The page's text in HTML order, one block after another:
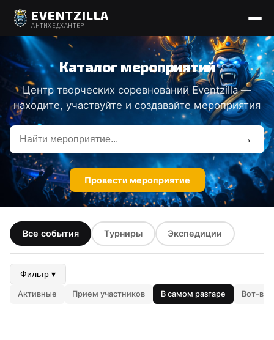
EVENTZILLA
АНТИХЕДХАНТЕР
Каталог мероприятий
Центр творческих соревнований Eventzilla —
находите, участвуйте и создавайте мероприятия
→
Провести мероприятие
Все события Турниры Экспедиции
Фильтр ▾
Активные Прием участников В самом разгаре Вот-вот